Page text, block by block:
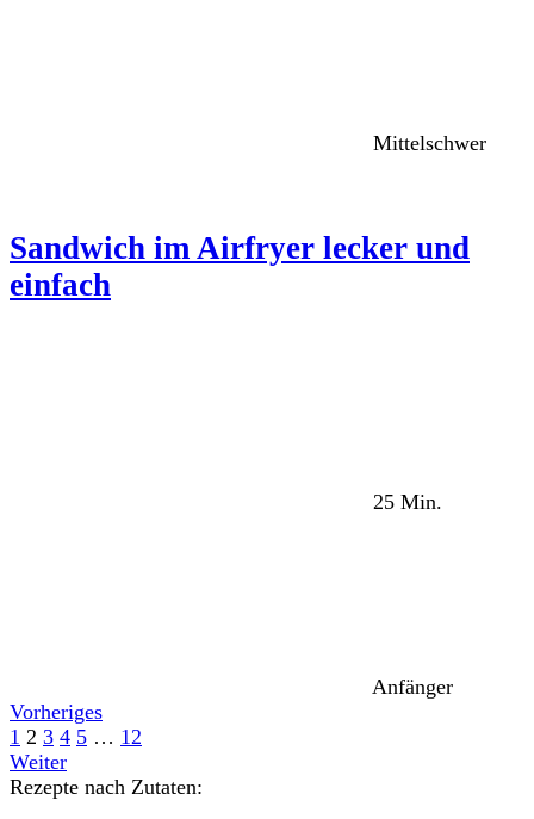
Mittelschwer
Sandwich im Airfryer lecker und
einfach
25 Min.
Anfänger
Vorheriges
1 2 3 4 5 … 12
Weiter
Rezepte nach Zutaten: